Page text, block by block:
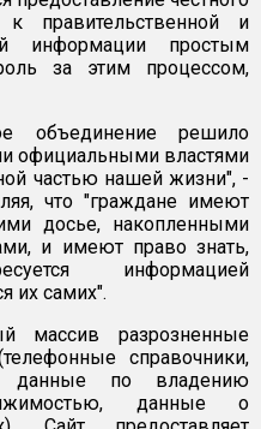
правительственной и
информации простым
за этим процессом,
объединение решило
официальными властями
частью нашей жизни", -
что "граждане имеют
досье, накопленными
и имеют право знать,
информацией
их самих".
массив разрозненные
справочники,
данные по владению
данные о